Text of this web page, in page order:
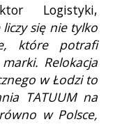
Logistyki,
liczy się nie tylko
które potrafi
Relokacja
w Łodzi to
TATUUM na
w Polsce,